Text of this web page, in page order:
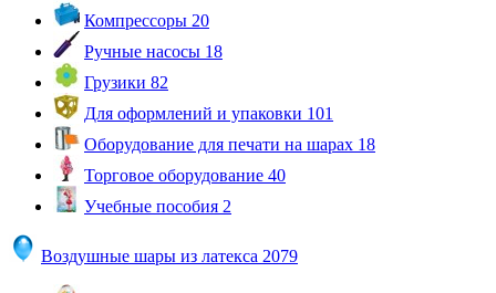
Компрессоры 20
Ручные насосы 18
Грузики 82
Для оформлений и упаковки 101
Оборудование для печати на шарах 18
Торговое оборудование 40
Учебные пособия 2
Воздушные шары из латекса 2079